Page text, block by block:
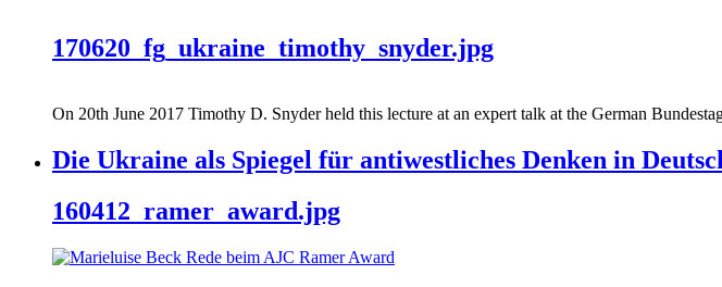
170620_fg_ukraine_timothy_snyder.jpg
On 20th June 2017 Timothy D. Snyder held this lecture at an expert talk at the German
Die Ukraine als Spiegel für antiwestliches Denken in
160412_ramer_award.jpg